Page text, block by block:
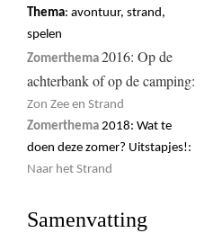
Thema: avontuur, strand,
spelen
Zomerthema 2016: Op de
achterbank of op de camping:
Zon Zee en Strand
Zomerthema 2018: Wat te
doen deze zomer? Uitstapjes!:
Naar het Strand
Samenvatting